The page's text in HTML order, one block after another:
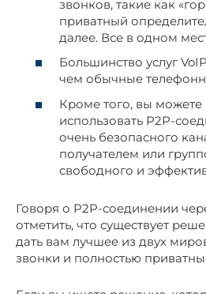
звонков, такие как
приватный
далее. Все в одном
Большинство услуг
чем обычные
Кроме того, вы
использовать P2P-
очень безопасного
получателем или
свободного и
Говоря о P2P-соединении
отметить, что существует
дать вам лучшее из двух
звонки и полностью